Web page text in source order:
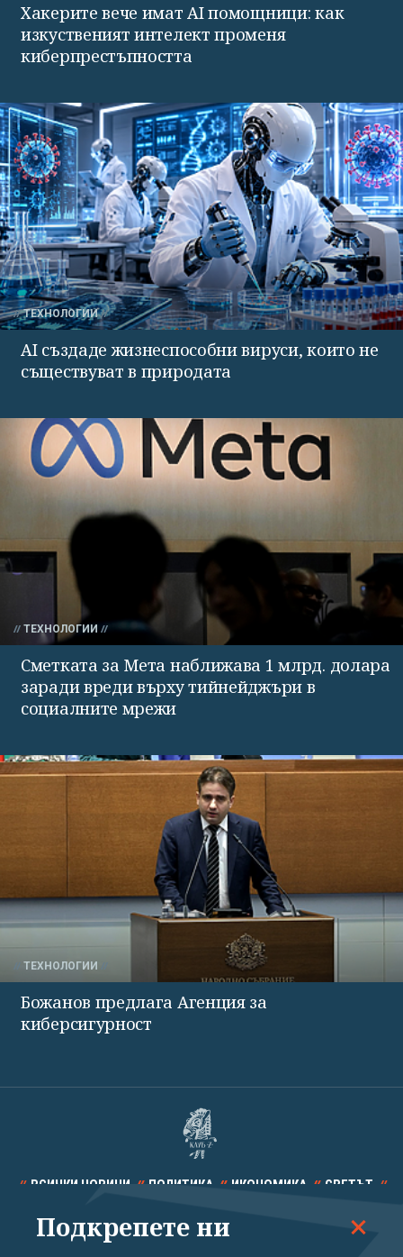
Хакерите вече имат AI помощници: как
изкуственият интелект променя
киберпрестъпността
ТЕХНОЛОГИИ
AI създаде жизнеспособни вируси, които не
съществуват в природата
ТЕХНОЛОГИИ
Сметката за Мета наближава 1 млрд. долара
заради вреди върху тийнейджъри в
социалните мрежи
ТЕХНОЛОГИИ
Божанов предлага Агенция за
киберсигурност
ВСИЧКИ НОВИНИ ПОЛИТИКА ИКОНОМИКА СВЕТЪТ
СПОРТ КУЛТУРА ТЕХНОЛОГИИ КАЛЕЙДОСКОП
Подкрепете ни